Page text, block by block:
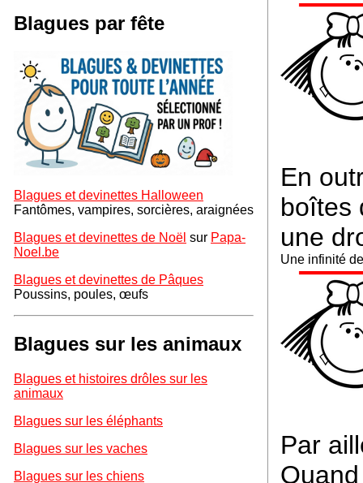
Blagues par fête
Blagues et devinettes Halloween
Fantômes, vampires, sorcières, araignées
Blagues et devinettes de Noël sur Papa-
Noel.be
Blagues et devinettes de Pâques
Poussins, poules, œufs
Blagues sur les animaux
Blagues et histoires drôles sur les
animaux
Blagues sur les éléphants
Blagues sur les vaches
Blagues sur les chiens
En
boîtes
une
Une infinité
Par